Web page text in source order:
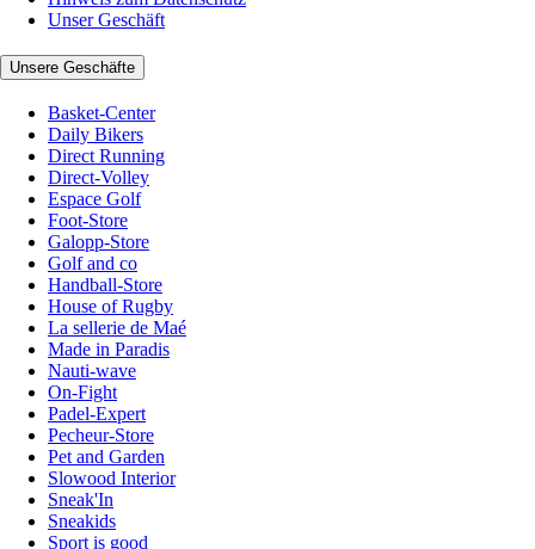
Unser Geschäft
Unsere Geschäfte
Basket-Center
Daily Bikers
Direct Running
Direct-Volley
Espace Golf
Foot-Store
Galopp-Store
Golf and co
Handball-Store
House of Rugby
La sellerie de Maé
Made in Paradis
Nauti-wave
On-Fight
Padel-Expert
Pecheur-Store
Pet and Garden
Slowood Interior
Sneak'In
Sneakids
Sport is good